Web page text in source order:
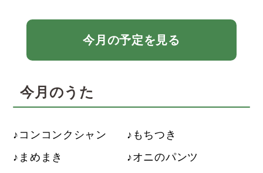
今月の予定を見る
今月のうた
コンコンクシャン
もちつき
まめまき
オニのパンツ